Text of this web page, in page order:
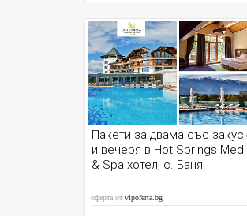
Пакети за двама със
и вечеря в Hot Springs
& Spa хотел, с. Баня
оферта отvipoferta.bg